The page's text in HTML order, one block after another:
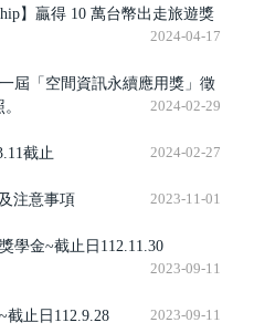
】贏得 10 萬台幣出走旅遊獎
2024-04-17
屆「空間資訊永續應用獎」徵
2024-02-29
截止 2024-02-27
注意事項 2023-11-01
學金~截止日112.11.30
2023-09-11
止日112.9.28 2023-09-11